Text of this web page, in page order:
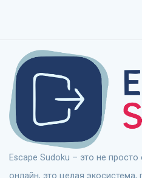
Escape Sudoku – это не просто сайт для игры в судоку